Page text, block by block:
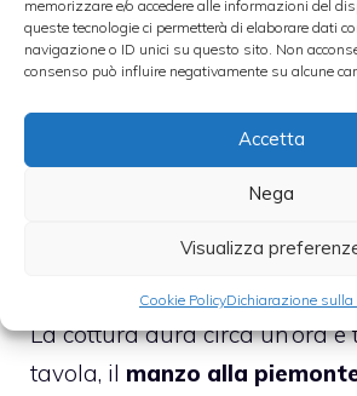
memorizzare e/o accedere alle informazioni del
queste tecnologie ci permetterà di elaborare dati
navigazione o ID unici su questo sito. Non
consenso può influire negativamente su alcune
Accetta
Nega
Visualizza
Cookie PolicyDichiarazione sulla
finalmente la carne, per poi
condire con del sale, del pepe
passare qualche minuto sarà
aggiungere il vino. Il vino
di brodo caldo. A cottura
dovrà essere principalmente
La cottura dura circa un’ora e
tavola, il manzo alla